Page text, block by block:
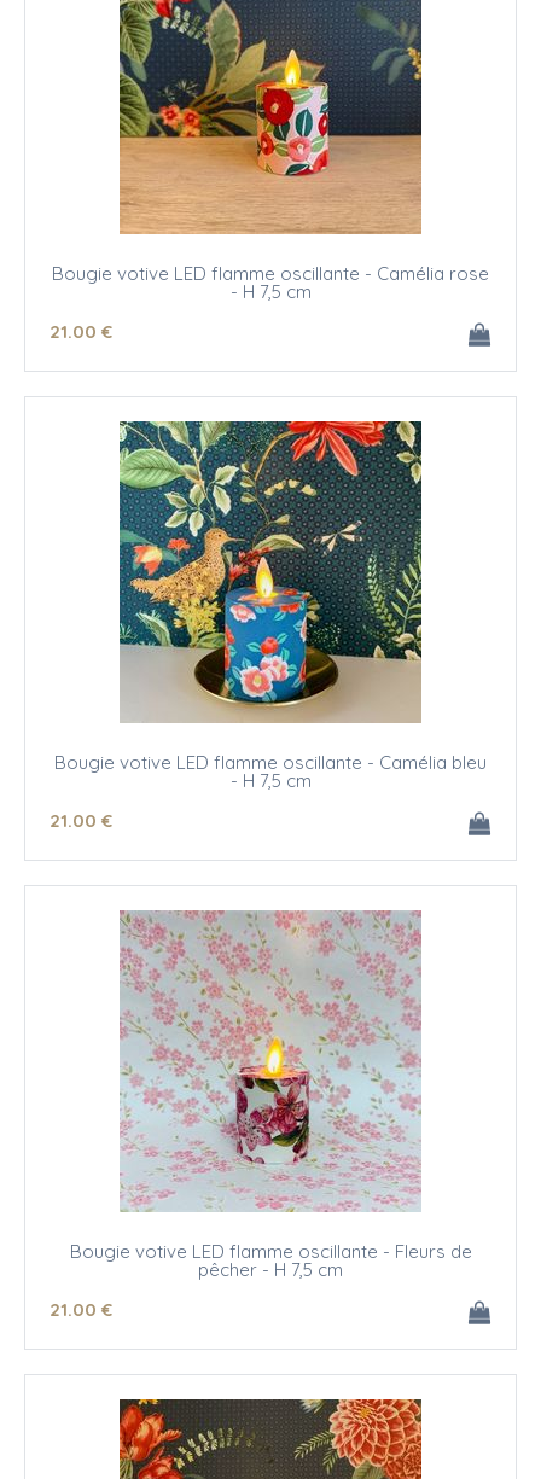
Bougie votive LED flamme oscillante - Camélia rose
- H 7,5 cm
21.00 €
Bougie votive LED flamme oscillante - Camélia bleu
- H 7,5 cm
21.00 €
Bougie votive LED flamme oscillante - Fleurs de
pêcher - H 7,5 cm
21.00 €